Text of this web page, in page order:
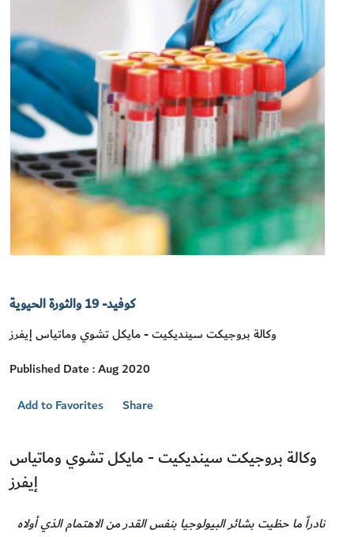
كوفيد- 19 والثورة الحيوية
وكالة بروجيكت سينديكيت - مايكل تشوي وماتياس إيفرز
Published Date : Aug 2020
Add to Favorites
Share
وكالة بروجيكت سينديكيت - مايكل تشوي وماتياس
إيفرز
نادراً ما حظيت بشائر البيولوجيا بنفس القدر من الاهتمام الذي أولاه